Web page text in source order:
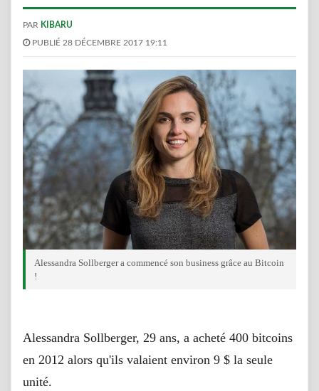
PAR KIBARU
PUBLIÉ 28 DÉCEMBRE 2017 19:11
Alessandra Sollberger a commencé son business grâce au Bitcoin
!
Alessandra Sollberger, 29 ans, a acheté 400 bitcoins
en 2012 alors qu'ils valaient environ 9 $ la seule
unité.